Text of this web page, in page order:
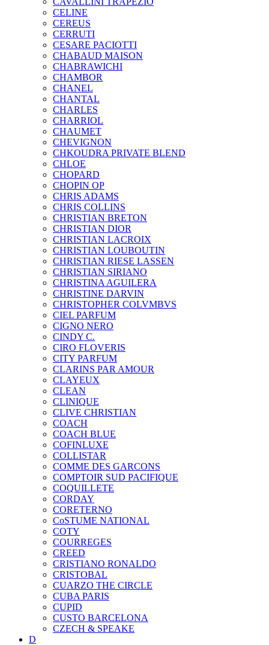
CELINE
CEREUS
CERRUTI
CESARE PACIOTTI
CHABAUD MAISON
CHABRAWICHI
CHAMBOR
CHANEL
CHANTAL
CHARLES
CHARRIOL
CHAUMET
CHEVIGNON
CHKOUDRA PRIVATE BLEND
CHLOE
CHOPARD
CHOPIN OP
CHRIS ADAMS
CHRIS COLLINS
CHRISTIAN BRETON
CHRISTIAN DIOR
CHRISTIAN LACROIX
CHRISTIAN LOUBOUTIN
CHRISTIAN RIESE LASSEN
CHRISTIAN SIRIANO
CHRISTINA AGUILERA
CHRISTINE DARVIN
CHRISTOPHER COLVMBVS
CIEL PARFUM
CIGNO NERO
CINDY C.
CIRO FLOVERIS
CITY PARFUM
CLARINS PAR AMOUR
CLAYEUX
CLEAN
CLINIQUE
CLIVE CHRISTIAN
COACH
COACH BLUE
COFINLUXE
COLLISTAR
COMME DES GARCONS
COMPTOIR SUD PACIFIQUE
COQUILLETE
CORDAY
CORETERNO
CoSTUME NATIONAL
COTY
COURREGES
CREED
CRISTIANO RONALDO
CRISTOBAL
CUARZO THE CIRCLE
CUBA PARIS
CUPID
CUSTO BARCELONA
CZECH & SPEAKE
D